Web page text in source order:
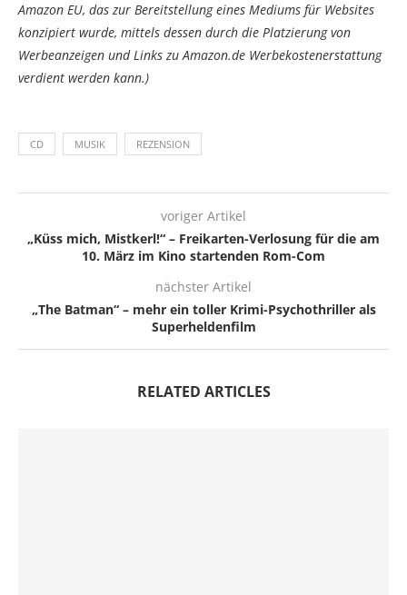
Amazon EU, das zur Bereitstellung eines Mediums für Websites
konzipiert wurde, mittels dessen durch die Platzierung von
Werbeanzeigen und Links zu Amazon.de Werbekostenerstattung
verdient werden kann.)
CD MUSIK REZENSION
voriger Artikel
„Küss mich, Mistkerl!“ – Freikarten-Verlosung für die am
10. März im Kino startenden Rom-Com
nächster Artikel
„The Batman“ – mehr ein toller Krimi-Psychothriller als
Superheldenfilm
RELATED ARTICLES